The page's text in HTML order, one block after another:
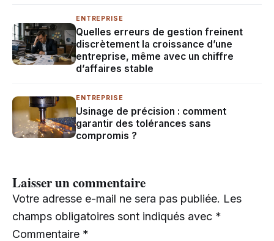
ENTREPRISE
Quelles erreurs de gestion freinent
discrètement la croissance d’une
entreprise, même avec un chiffre
d’affaires stable
ENTREPRISE
Usinage de précision : comment
garantir des tolérances sans
compromis ?
Laisser un commentaire
Votre adresse e-mail ne sera pas publiée. Les
champs obligatoires sont indiqués avec *
Commentaire *